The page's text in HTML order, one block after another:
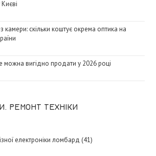
камери: скільки коштує окрема оптика на
можна вигідно продати у 2026 році
РЕМОНТ ТЕХНІКИ
електроніки ломбард (41)